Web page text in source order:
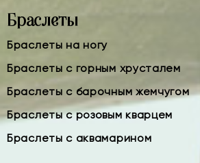
Браслеты
Браслеты на ногу
Браслеты с горным хрусталем
Браслеты с барочным жемчугом
Браслеты с розовым кварцем
Браслеты с аквамарином